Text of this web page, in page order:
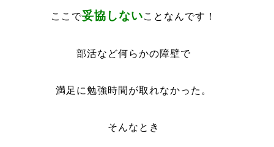
ここで妥協しないことなんです！
部活など何らかの障壁で
満足に勉強時間が取れなかった。
そんなとき